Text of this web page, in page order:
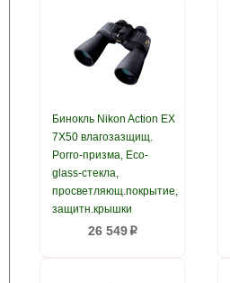
Бинокль Nikon Action EX
7X50 влагозазщищ.
Porro-призма, Eco-
glass-стекла,
просветляющ.покрытие,
защитн.крышки
26 549p